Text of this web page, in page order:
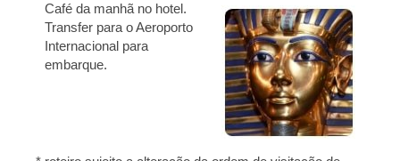
Café da manhã no hotel.
Transfer para o Aeroporto
Internacional para
embarque.